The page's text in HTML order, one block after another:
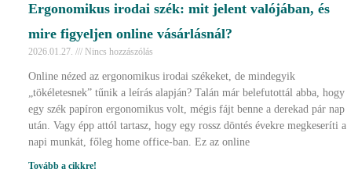
Ergonomikus irodai szék: mit jelent valójában, és
mire figyeljen online vásárlásnál?
2026.01.27. Nincs hozzászólás
Online nézed az ergonomikus irodai székeket, de mindegyik
„tökéletesnek” tűnik a leírás alapján? Talán már belefutottál abba, hogy
egy szék papíron ergonomikus volt, mégis fájt benne a derekad pár nap
után. Vagy épp attól tartasz, hogy egy rossz döntés évekre megkeseríti a
napi munkát, főleg home office-ban. Ez az online
Tovább a cikkre!